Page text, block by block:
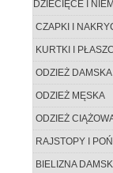
DZIECIĘCE I
CZAPKI I
KURTKI I
ODZIEŻ DAMSKA
ODZIEŻ MĘSKA
ODZIEŻ
RAJSTOPY I
BIELIZNA